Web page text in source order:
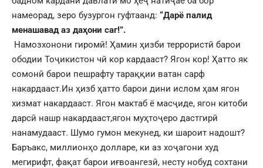
намеорад, зеро бузургон гуфтаанд: “Дарё палид
менашавад аз даҳони саг!”.
Намозхонони гиромӣ! Ҳамин ҳизби террористӣ барои
ободии Тоҷикистон чӣ кор кардааст? Ягон кор! Ҳатто як
сомонӣ барои пешрафту тараққии ватан сарф
накардааст.Ин ҳизб ҳатто барои дини ислом ҳам ягон
хизмат накардааст. Ягон мактаб ё масҷиде, ягон китоби
дарсӣ нашр накардааст,ягон муҳтоҷеро дастгирӣ
нанамудааст. Шумо гумон мекунед, ки шароит надошт?
Баръакс, миллионҳо долларе, ки аз хоҷагони худ
мегирифт, фақат барои иғвоангезӣ, несту нобуд сохтани